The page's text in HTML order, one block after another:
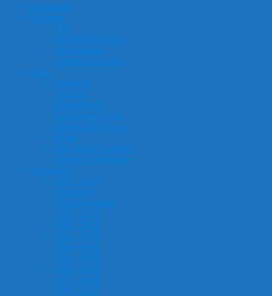
Instruktører
Kalender
PDF
Introduktionsaften
Juleafslutning
Generalforsamling
Links
Facebook
YouTube
CopperKnob
Line Dance Event
Dansk Line Dance
Kickit
Line Dance Kalender
Klubber i Danmark
Danselister
2025 / 2026
2024/2025
Jubilæumsdanse
2023 / 2024
2022 / 2023
2021 / 2022
2020 / 2021
2019 / 2020
2018 / 2019
2017 / 2018
2016 / 2017